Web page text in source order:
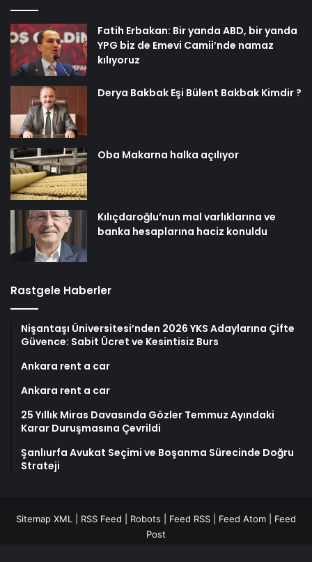
Fatih Erbakan: Bir yanda ABD, bir yanda
YPG biz de Emevi Camii’nde namaz
kılıyoruz
Derya Bakbak Eşi Bülent Bakbak Kimdir ?
Oba Makarna halka açılıyor
Kılıçdaroğlu’nun mal varlıklarına ve
banka hesaplarına haciz konuldu
Rastgele Haberler
Nişantaşı Üniversitesi’nden 2026 YKS Adaylarına Çifte
Güvence: Sabit Ücret ve Kesintisiz Burs
Ankara rent a car
Ankara rent a car
25 Yıllık Miras Davasında Gözler Temmuz Ayındaki
Karar Duruşmasına Çevrildi
Şanlıurfa Avukat Seçimi ve Boşanma Sürecinde Doğru
Strateji
Sitemap XML RSS Feed Robots Feed RSS Feed Atom
Feed
Post